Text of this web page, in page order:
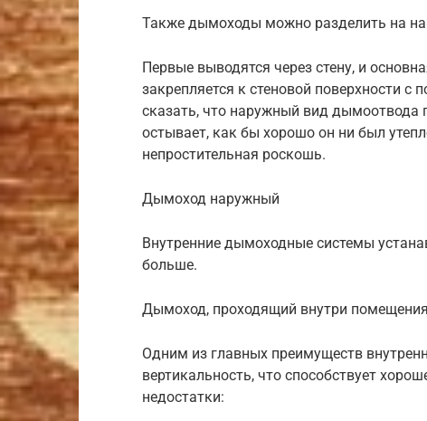
Также дымоходы можно разделить на
Первые выводятся через стену, и
закрепляется к стеновой поверхности
сказать, что наружный вид дымоотвода
остывает, как бы хорошо он ни был
непростительная роскошь.
Дымоход наружный
Внутренние дымоходные системы
больше.
Дымоход, проходящий внутри
Одним из главных преимуществ
вертикальность, что способствует
недостатки: